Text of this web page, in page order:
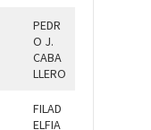
PEDR
O J.
CABA
LLERO
FILAD
ELFIA